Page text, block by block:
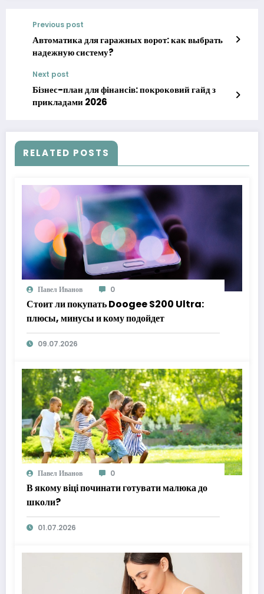
Previous post
Автоматика для гаражных ворот: как выбрать
надежную систему?
Next post
Бізнес-план для фінансів: покроковий гайд з
прикладами 2026
RELATED POSTS
Павел Иванов 0
Стоит ли покупать Doogee S200 Ultra:
плюсы, минусы и кому подойдет
09.07.2026
Павел Иванов 0
В якому віці починати готувати малюка до
школи?
01.07.2026